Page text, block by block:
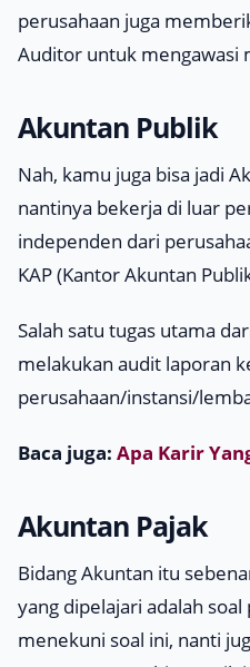
perusahaan juga
Auditor untuk mengawasi
Akuntan Publik
Nah, kamu juga bisa jadi
nantinya bekerja di luar
independen dari
KAP (Kantor Akuntan
Salah satu tugas utama
melakukan audit laporan
perusahaan/instansi/
Baca juga: Apa Karir
Akuntan Pajak
Bidang Akuntan itu
yang dipelajari adalah
menekuni soal ini, nanti